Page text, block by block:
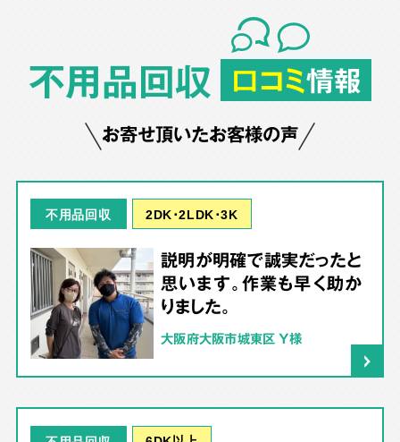
不用品回収 口コミ情報
お寄せ頂いたお客様の声
不用品回収 2DK･2LDK･3K
説明が明確で誠実だったと
思います。作業も早く助か
りました。
大阪府大阪市城東区 Y様